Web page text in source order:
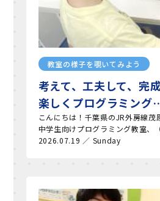
教室の様子を覗いてみよう
考えて、工夫して、完
楽しくプログラミング
こんにちは！千葉県のJR外房線茂
中学生向けプログラミング教室、
2026.07.19 ／ Sunday